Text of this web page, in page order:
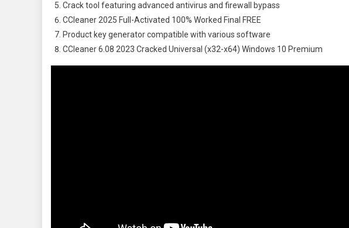
Crack tool featuring advanced antivirus and firewall bypass
CCleaner 2025 Full-Activated 100% Worked Final FREE
Product key generator compatible with various software
CCleaner 6.08 2023 Cracked Universal (x32-x64) Windows 10 Premium